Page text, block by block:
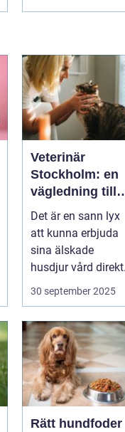
Veterinär
Stockholm: en
vägledning till
vård i hemmiljö
Det är en sann lyx
att kunna erbjuda
sina älskade
husdjur vård
hemmet. I st...
30 september 2025
Rätt hundfoder